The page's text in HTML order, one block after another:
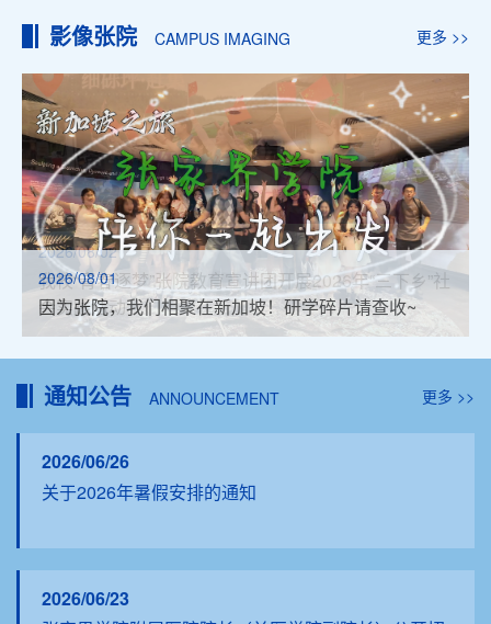
影像张院 CAMPUS IMAGING 更多 >>
2026/08/04
炎炎夏日，挥汗逐梦！张院运动队训练集锦热血来袭
2026/08/02
我校“青春逐梦”张院教育宣讲团开展2026年“三下乡”社
会实践活动
2026/08/01
因为张院，我们相聚在新加坡！研学碎片请查收~
通知公告 ANNOUNCEMENT 更多 >>
2026/06/26
关于2026年暑假安排的通知
2026/06/23